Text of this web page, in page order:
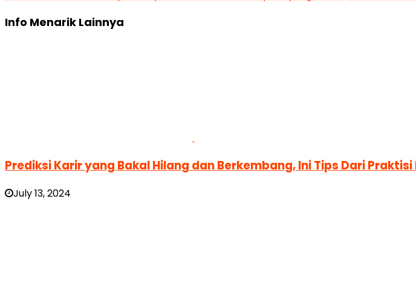
Info Menarik Lainnya
Prediksi Karir yang Bakal Hilang dan Berkembang, Ini Tips Dari Praktisi
July 13, 2024